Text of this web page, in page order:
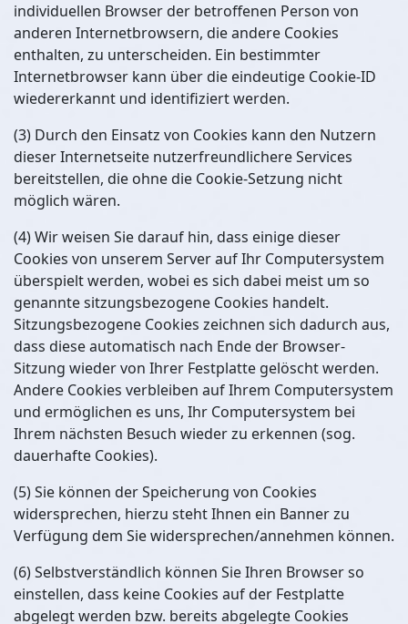
individuellen Browser der betroffenen Person von
anderen Internetbrowsern, die andere Cookies
enthalten, zu unterscheiden. Ein bestimmter
Internetbrowser kann über die eindeutige Cookie-ID
wiedererkannt und identifiziert werden.
(3) Durch den Einsatz von Cookies kann den Nutzern
dieser Internetseite nutzerfreundlichere Services
bereitstellen, die ohne die Cookie-Setzung nicht
möglich wären.
(4) Wir weisen Sie darauf hin, dass einige dieser
Cookies von unserem Server auf Ihr Computersystem
überspielt werden, wobei es sich dabei meist um so
genannte sitzungsbezogene Cookies handelt.
Sitzungsbezogene Cookies zeichnen sich dadurch aus,
dass diese automatisch nach Ende der Browser-
Sitzung wieder von Ihrer Festplatte gelöscht werden.
Andere Cookies verbleiben auf Ihrem Computersystem
und ermöglichen es uns, Ihr Computersystem bei
Ihrem nächsten Besuch wieder zu erkennen (sog.
dauerhafte Cookies).
(5) Sie können der Speicherung von Cookies
widersprechen, hierzu steht Ihnen ein Banner zu
Verfügung dem Sie widersprechen/annehmen können.
(6) Selbstverständlich können Sie Ihren Browser so
einstellen, dass keine Cookies auf der Festplatte
abgelegt werden bzw. bereits abgelegte Cookies